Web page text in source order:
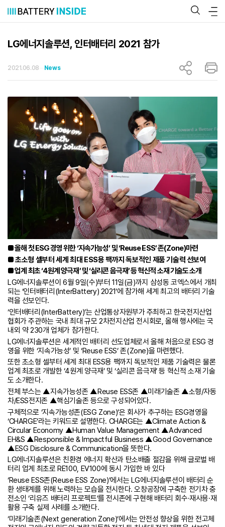
츠
LG에너지솔루션, 인터배터리 2021 참가
2021.06.08 News
■ 올해 첫 ESG 경영 위한 ‘지속가능성’ 및 ‘Reuse ESS’ 존(Zone)마련
■ 초소형 셀부터 세계 최대 ESS용 팩까지 독보적인 제품 기술력 선보여
■ 업계 최초 ‘4원계 양극재’ 및 ‘실리콘 음극재’ 등 혁신적 소재 기술도 소개
LG에너지솔루션이 6월 9일(수)부터 11일(금)까지 삼성동 코엑스에서 개최
되는 ‘인터배터리(InterBattery) 2021’에 참가해 세계 최고의 배터리 기술
력을 선보인다.
‘인터배터리(InterBattery)’는 산업통상자원부가 주최하고 한국전지산업
협회가 주관하는 국내 최대 규모 2차전지산업 전시회로, 올해 행사에는 국
내외 약 230개 업체가 참가한다.
LG에너지솔루션은 세계적인 배터리 선도업체로서 올해 처음으로 ESG 경
영을 위한 ‘지속가능성’ 및 ‘Reuse ESS’ 존(Zone)을 마련했다.
또한 초소형 셀부터 세계 최대 ESS용 팩까지 독보적인 제품 기술력은 물론
업계 최초로 개발한 ‘4원계 양극재’ 및 ‘실리콘 음극재’ 등 혁신적 소재 기술
도 소개한다.
전체 부스는 ▲지속가능성존 ▲Reuse ESS존 ▲미래기술존 ▲소형/자동
차/ESS전지존 ▲핵심기술존 등으로 구성되어있다.
구체적으로 ‘지속가능성존(ESG Zone)’은 회사가 추구하는 ESG경영을
‘CHARGE’라는 키워드로 설명한다. CHARGE는 ▲Climate Action &
Circular Economy ▲Human Value Management ▲Advanced
EH&S ▲Responsible & Impactful Business ▲Good Governance
▲ESG Disclosure & Communication을 뜻한다.
LG에너지솔루션은 친환경 에너지 확산과 탄소배출 절감을 위해 글로벌 배
터리 업계 최초로 RE100, EV100에 동시 가입한 바 있다
‘Reuse ESS존(Reuse ESS Zone)’에서는 LG에너지솔루션이 배터리 순
환 생태계를 위해 노력하는 모습을 전시한다. 오창공장에 구축한 전기차 충
전소인 ‘리유즈 배터리 프로젝트’를 전시존에 구현해 배터리 회수·재사용·재
활용 구축 실제 사례를 소개한다.
‘미래기술존(Next generation Zone)’에서는 안전성 향상을 위한 전고체